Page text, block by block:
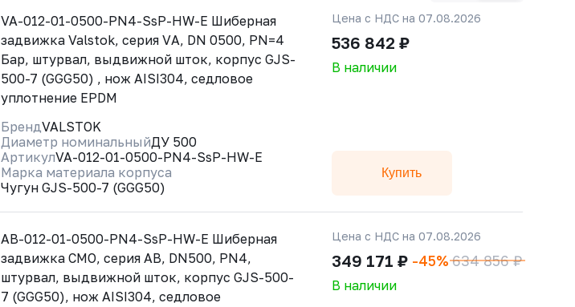
VA-012-01-0500-PN4-SsP-HW-E Шиберная
задвижка Valstok, серия VА, DN 0500, PN=4
Бар, штурвал, выдвижной шток, корпус GJS-
500-7 (GGG50) , нож AISI304, седловое
уплотнение EPDM
БрендVALSTOK
Диаметр номинальныйДУ 500
АртикулVA-012-01-0500-PN4-SsP-HW-E
Марка материала корпуса
Чугун GJS-500-7 (GGG50)
Цена с НДС на 07.08.2026
536 842 ₽
В наличии
Купить
AB-012-01-0500-PN4-SsP-HW-E Шиберная
задвижка CMO, серия АВ, DN500, РN4,
штурвал, выдвижной шток, корпус GJS-500-
7 (GGG50), нож AISI304, седловое
Цена с НДС на 07.08.2026
349 171 ₽ -45% 634 856 ₽
В наличии